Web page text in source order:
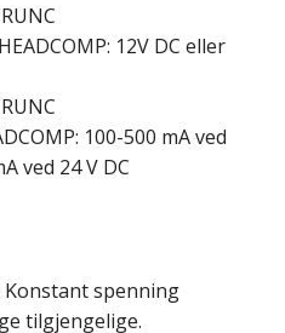
12V DC eller
100-500 mA ved
ved 24 V DC
spenning
tilgjengelige.